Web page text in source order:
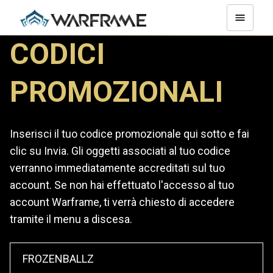
CODICI
PROMOZIONALI
Inserisci il tuo codice promozionale qui sotto e fai
clic su Invia. Gli oggetti associati al tuo codice
verranno immediatamente accreditati sul tuo
account. Se non hai effettuato l'accesso al tuo
account Warframe, ti verrà chiesto di accedere
tramite il menu a discesa.